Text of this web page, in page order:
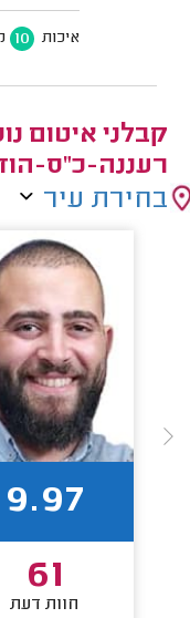
איכות 10
קבלני איטום
רעננה-כ"ס-
בחירת עיר
9.97
61
חוות דעת